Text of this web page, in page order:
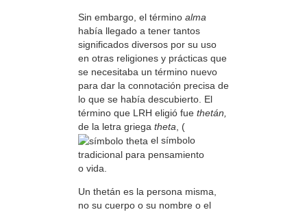
Sin embargo, el término alma
había llegado a tener tantos
significados diversos por su uso
en otras religiones y prácticas que
se necesitaba un término nuevo
para dar la connotación precisa de
lo que se había descubierto. El
término que LRH eligió fue thetán,
de la letra griega theta , (
el símbolo
tradicional para pensamiento
o vida.
Un thetán es la persona misma,
no su cuerpo o su nombre o el